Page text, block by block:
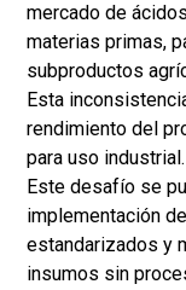
mercado de
materias primas,
subproductos
Esta
rendimiento del
para uso industrial.
Este desafío se
implementación
estandarizados y
insumos sin